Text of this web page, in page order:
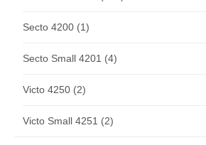
Secto 4200 (1)
Secto Small 4201 (4)
Victo 4250 (2)
Victo Small 4251 (2)